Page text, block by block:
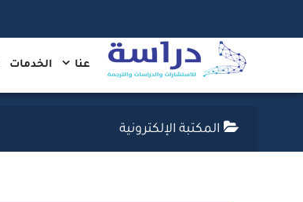
عنا الخدمات
المكتبة الإلكترونية